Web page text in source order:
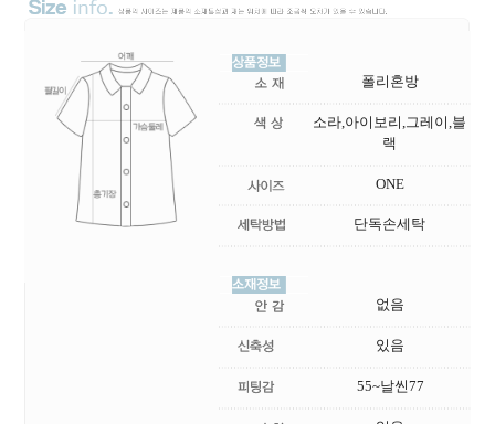
폴리혼방
소라,아이보리,그레이,블
랙
ONE
단독손세탁
없음
있음
55~날씬77